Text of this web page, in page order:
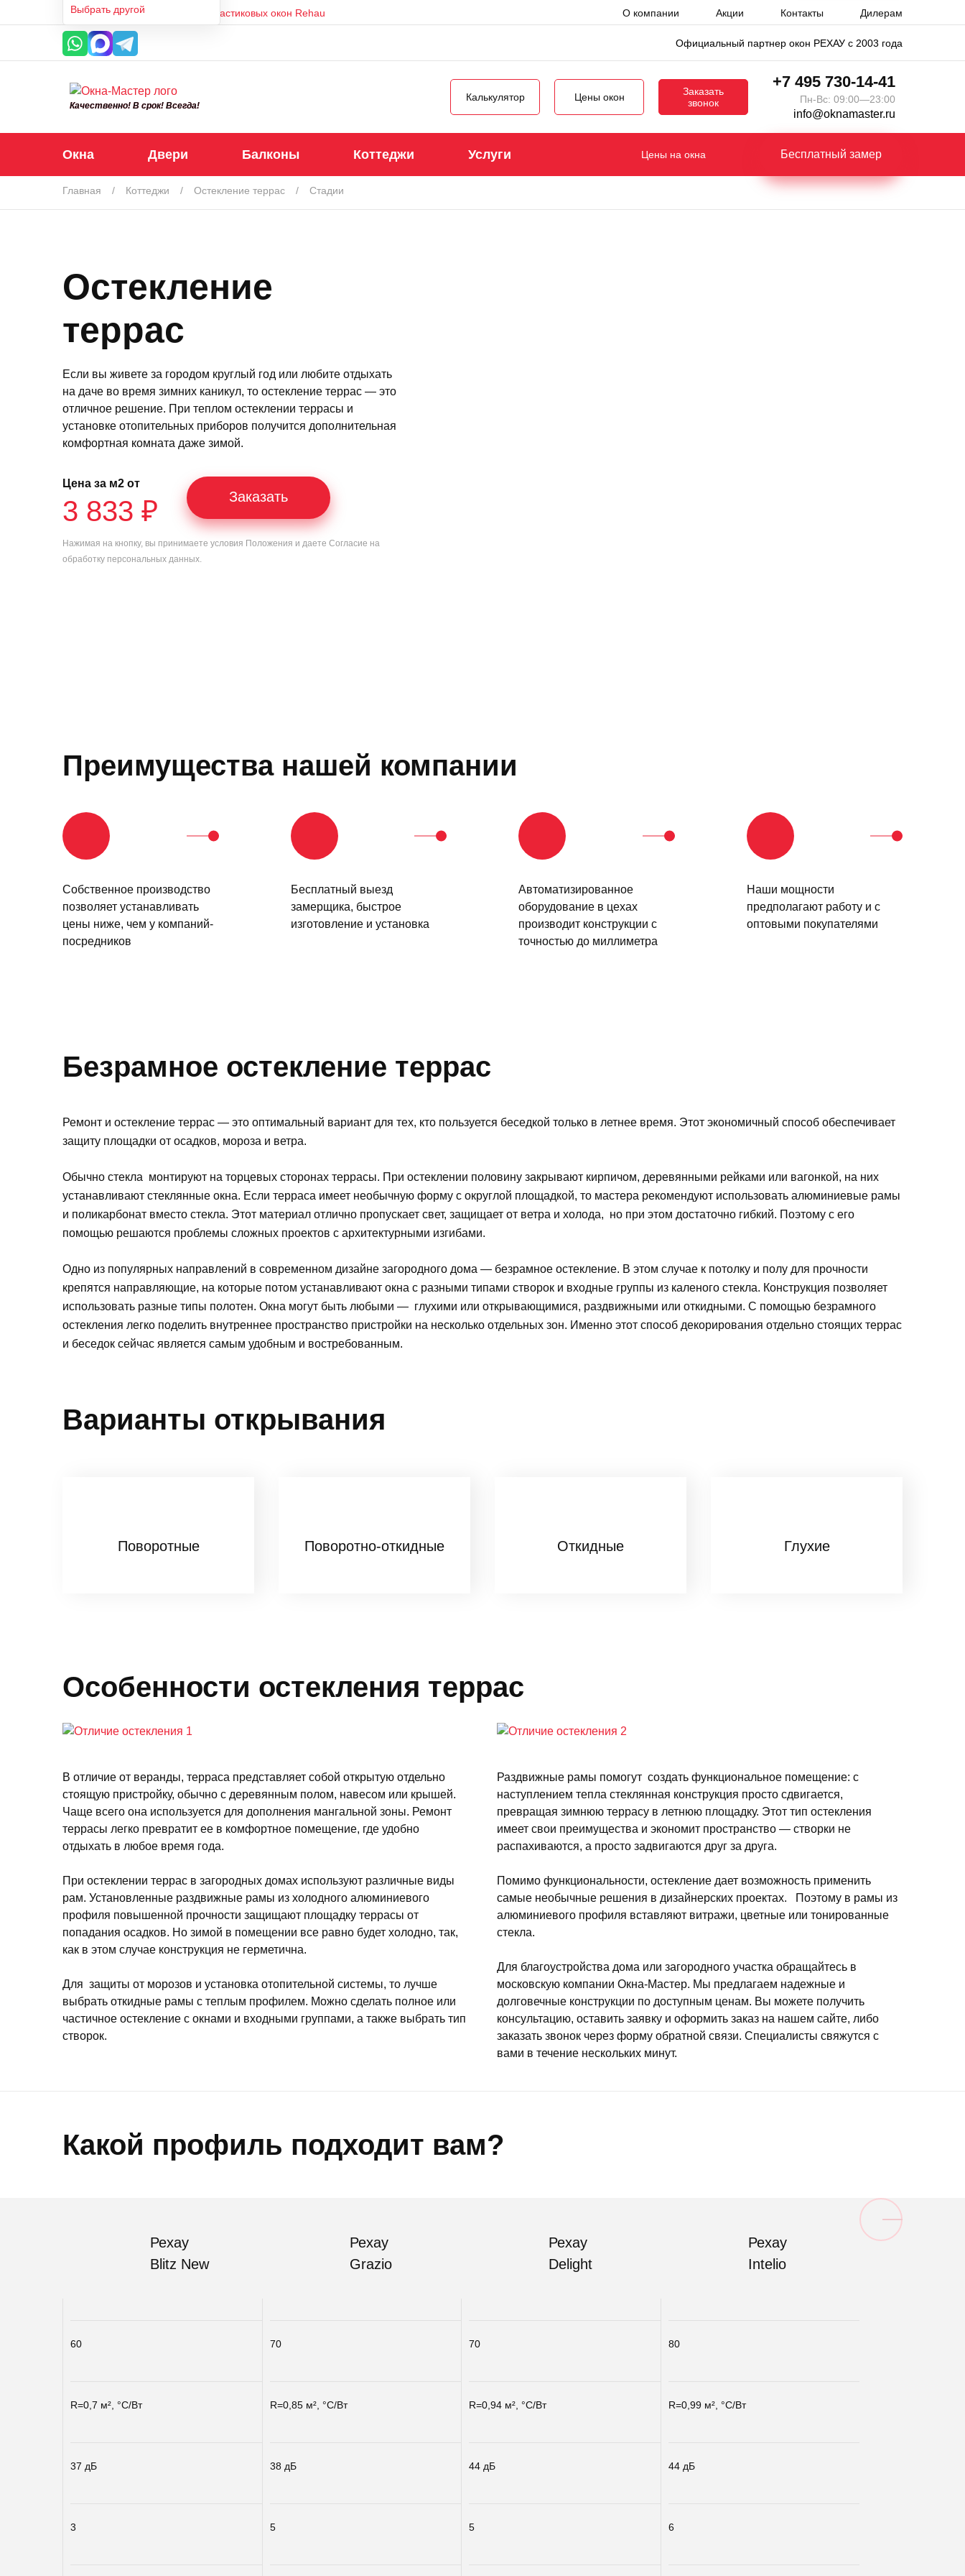
Москва
Выбрать другойПроизводитель пластиковых окон Rehau О компании Акции Контакты Дилерам
Официальный партнер окон РЕХАУ с 2003 года
Качественно! В срок! Всегда!
Калькулятор Цены окон
Заказать
звонок
+7 495 730-14-41
Пн-Вс: 09:00—23:00
info@oknamaster.ru
Окна Двери Балконы Коттеджи Услуги Цены на окна Бесплатный замер
Главная Коттеджи Остекление террас Стадии
Остекление
террас
Если вы живете за городом круглый год или любите отдыхать
на даче во время зимних каникул, то остекление террас — это
отличное решение. При теплом остеклении террасы и
установке отопительных приборов получится дополнительная
комфортная комната даже зимой.
Цена за м2 от
3 833 ₽ Заказать
Нажимая на кнопку, вы принимаете условия Положения и даете Согласие на
обработку персональных данных.
Преимущества нашей компании
Собственное производство
позволяет устанавливать
цены ниже, чем у компаний-
посредников
Бесплатный выезд
замерщика, быстрое
изготовление и установка
Автоматизированное
оборудование в цехах
производит конструкции с
точностью до миллиметра
Наши мощности
предполагают работу и с
оптовыми покупателями
Безрамное остекление террас
Ремонт и остекление террас — это оптимальный вариант для тех, кто пользуется беседкой только в летнее время. Этот экономичный способ обеспечивает
защиту площадки от осадков, мороза и ветра.
Обычно стекла монтируют на торцевых сторонах террасы. При остеклении половину закрывают кирпичом, деревянными рейками или вагонкой, на них
устанавливают стеклянные окна. Если терраса имеет необычную форму с округлой площадкой, то мастера рекомендуют использовать алюминиевые рамы
и поликарбонат вместо стекла. Этот материал отлично пропускает свет, защищает от ветра и холода, но при этом достаточно гибкий. Поэтому с его
помощью решаются проблемы сложных проектов с архитектурными изгибами.
Одно из популярных направлений в современном дизайне загородного дома — безрамное остекление. В этом случае к потолку и полу для прочности
крепятся направляющие, на которые потом устанавливают окна с разными типами створок и входные группы из каленого стекла. Конструкция позволяет
использовать разные типы полотен. Окна могут быть любыми — глухими или открывающимися, раздвижными или откидными. С помощью безрамного
остекления легко поделить внутреннее пространство пристройки на несколько отдельных зон. Именно этот способ декорирования отдельно стоящих террас
и беседок сейчас является самым удобным и востребованным.
Варианты открывания
Поворотные Поворотно-откидные Откидные Глухие
Особенности остекления террас
В отличие от веранды, терраса представляет собой открытую отдельно
стоящую пристройку, обычно с деревянным полом, навесом или крышей.
Чаще всего она используется для дополнения мангальной зоны. Ремонт
террасы легко превратит ее в комфортное помещение, где удобно
отдыхать в любое время года.
При остеклении террас в загородных домах используют различные виды
рам. Установленные раздвижные рамы из холодного алюминиевого
профиля повышенной прочности защищают площадку террасы от
попадания осадков. Но зимой в помещении все равно будет холодно, так,
как в этом случае конструкция не герметична.
Для защиты от морозов и установка отопительной системы, то лучше
выбрать откидные рамы с теплым профилем. Можно сделать полное или
частичное остекление с окнами и входными группами, а также выбрать тип
створок.
Раздвижные рамы помогут создать функциональное помещение: с
наступлением тепла стеклянная конструкция просто сдвигается,
превращая зимнюю террасу в летнюю площадку. Этот тип остекления
имеет свои преимущества и экономит пространство — створки не
распахиваются, а просто задвигаются друг за друга.
Помимо функциональности, остекление дает возможность применить
самые необычные решения в дизайнерских проектах. Поэтому в рамы из
алюминиевого профиля вставляют витражи, цветные или тонированные
стекла.
Для благоустройства дома или загородного участка обращайтесь в
московскую компании Окна-Мастер. Мы предлагаем надежные и
долговечные конструкции по доступным ценам. Вы можете получить
консультацию, оставить заявку и оформить заказ на нашем сайте, либо
заказать звонок через форму обратной связи. Специалисты свяжутся с
вами в течение нескольких минут.
Какой профиль подходит вам?
Рехау
Blitz New
60
R=0,7 м², °С/Вт
37 дБ
3
Рехау
Grazio
70
R=0,85 м², °С/Вт
38 дБ
5
Рехау
Delight
70
R=0,94 м², °С/Вт
44 дБ
5
Рехау
Intelio
80
R=0,99 м², °С/Вт
44 дБ
6